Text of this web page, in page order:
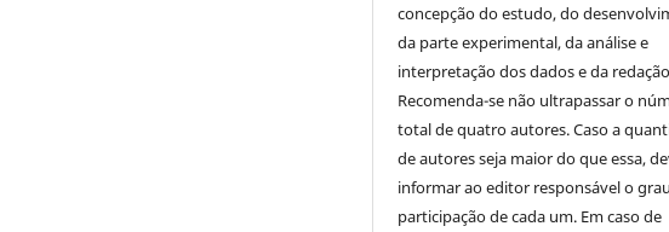
concepção do estudo, do
da parte experimental, da análise e
interpretação dos dados e da
Recomenda-se não ultrapassar o
total de quatro autores. Caso a
de autores seja maior do que essa,
informar ao editor responsável o
participação de cada um. Em caso de